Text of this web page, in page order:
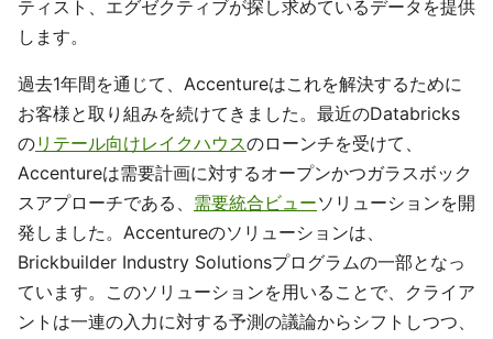
ティスト、エグゼクティブが探し求めているデータを提供
します。
過去1年間を通じて、Accentureはこれを解決するために
お客様と取り組みを続けてきました。最近のDatabricks
のリテール向けレイクハウスのローンチを受けて、
Accentureは需要計画に対するオープンかつガラスボック
スアプローチである、 需要統合ビューソリューションを開
発しました。Accentureのソリューションは、
Brickbuilder Industry Solutionsプログラムの一部となっ
ています。このソリューションを用いることで、クライア
ントは一連の入力に対する予測の議論からシフトしつつ、